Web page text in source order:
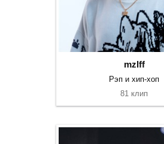
mzlff
Рэп и хип-хоп
81 клип